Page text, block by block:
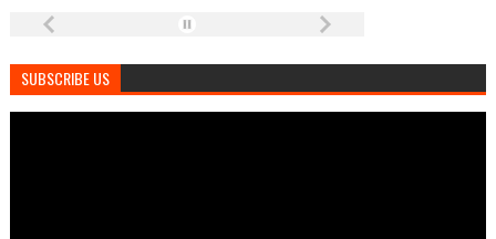
SUBSCRIBE US